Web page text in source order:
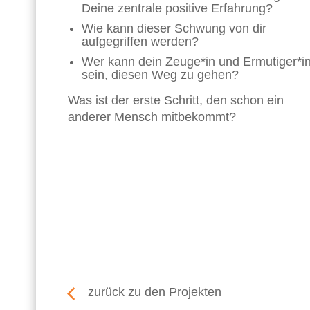
Deine zentrale positive Erfahrung?
Wie kann dieser Schwung von dir
aufgegriffen werden?
Wer kann dein Zeuge*in und
sein, diesen Weg zu gehen?
Was ist der erste Schritt, den schon ein
anderer Mensch mitbekommt?
zurück zu den Projekten